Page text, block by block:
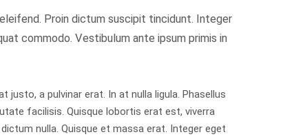
Proin dictum suscipit tincidunt. Integer
commodo. Vestibulum ante ipsum primis in
a pulvinar erat. In at nulla ligula. Phasellus
facilisis. Quisque lobortis erat est, viverra
nulla. Quisque et massa erat. Integer eget